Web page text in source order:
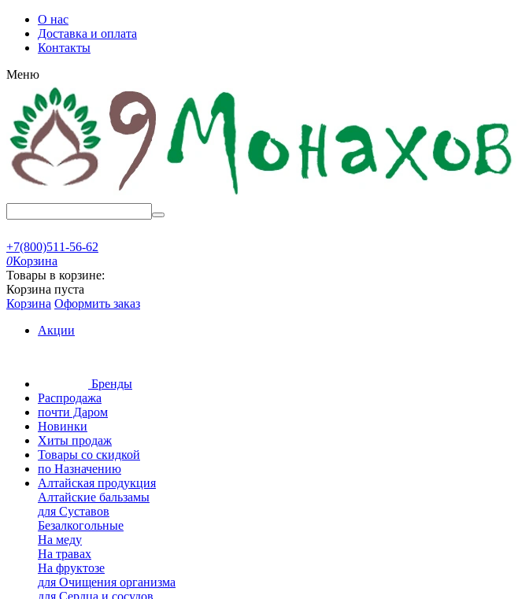
О нас
Доставка и оплата
Контакты
Меню
+7(800)511-56-62
0Корзина
Товары в корзине:
Корзина пуста
Корзина Оформить заказ
Акции
Бренды
Распродажа
почти Даром
Новинки
Хиты продаж
Товары со скидкой
по Назначению
Алтайская продукция
Алтайские бальзамы
для Суставов
Безалкогольные
На меду
На травах
На фруктозе
для Очищения организма
для Сердца и сосудов